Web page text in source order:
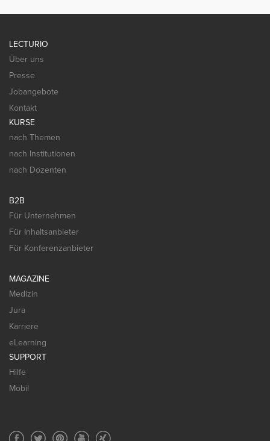
LECTURIO
Über uns
Presse
Jobangebote
Kontakt
KURSE
nach Themen
nach Institutionen
nach Dozenten
B2B
Für Unternehmen
Für Inhaltsanbieter
Für Konferenzanbieter
MAGAZINE
Medizin
Jura
Karriere
eLearning
SUPPORT
Hilfe
Mobil